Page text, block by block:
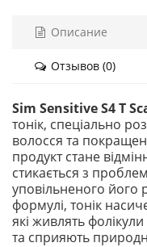
Описание
Отзывов (0)
Sim Sensitive S4 T
тонік, спеціально
волосся та
продукт стане
стикається з
уповільненого його
формулі, тонік
які живлять
та сприяють